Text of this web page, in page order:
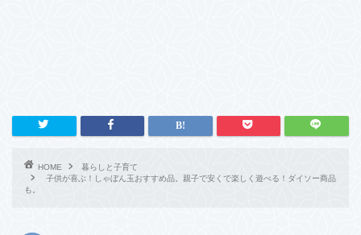
HOME
暮らしと子育て
子供が喜ぶ！しゃぼん玉おすすめ品。親子で安くで楽しく遊べる！ダイソー商品
も。